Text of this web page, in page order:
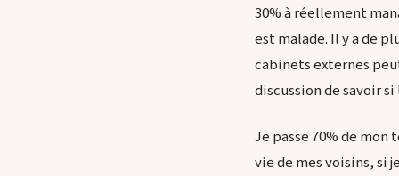
30% à réellement
est malade. Il y a de
cabinets externes
discussion de savoir
Je passe 70% de mon
vie de mes voisins, si